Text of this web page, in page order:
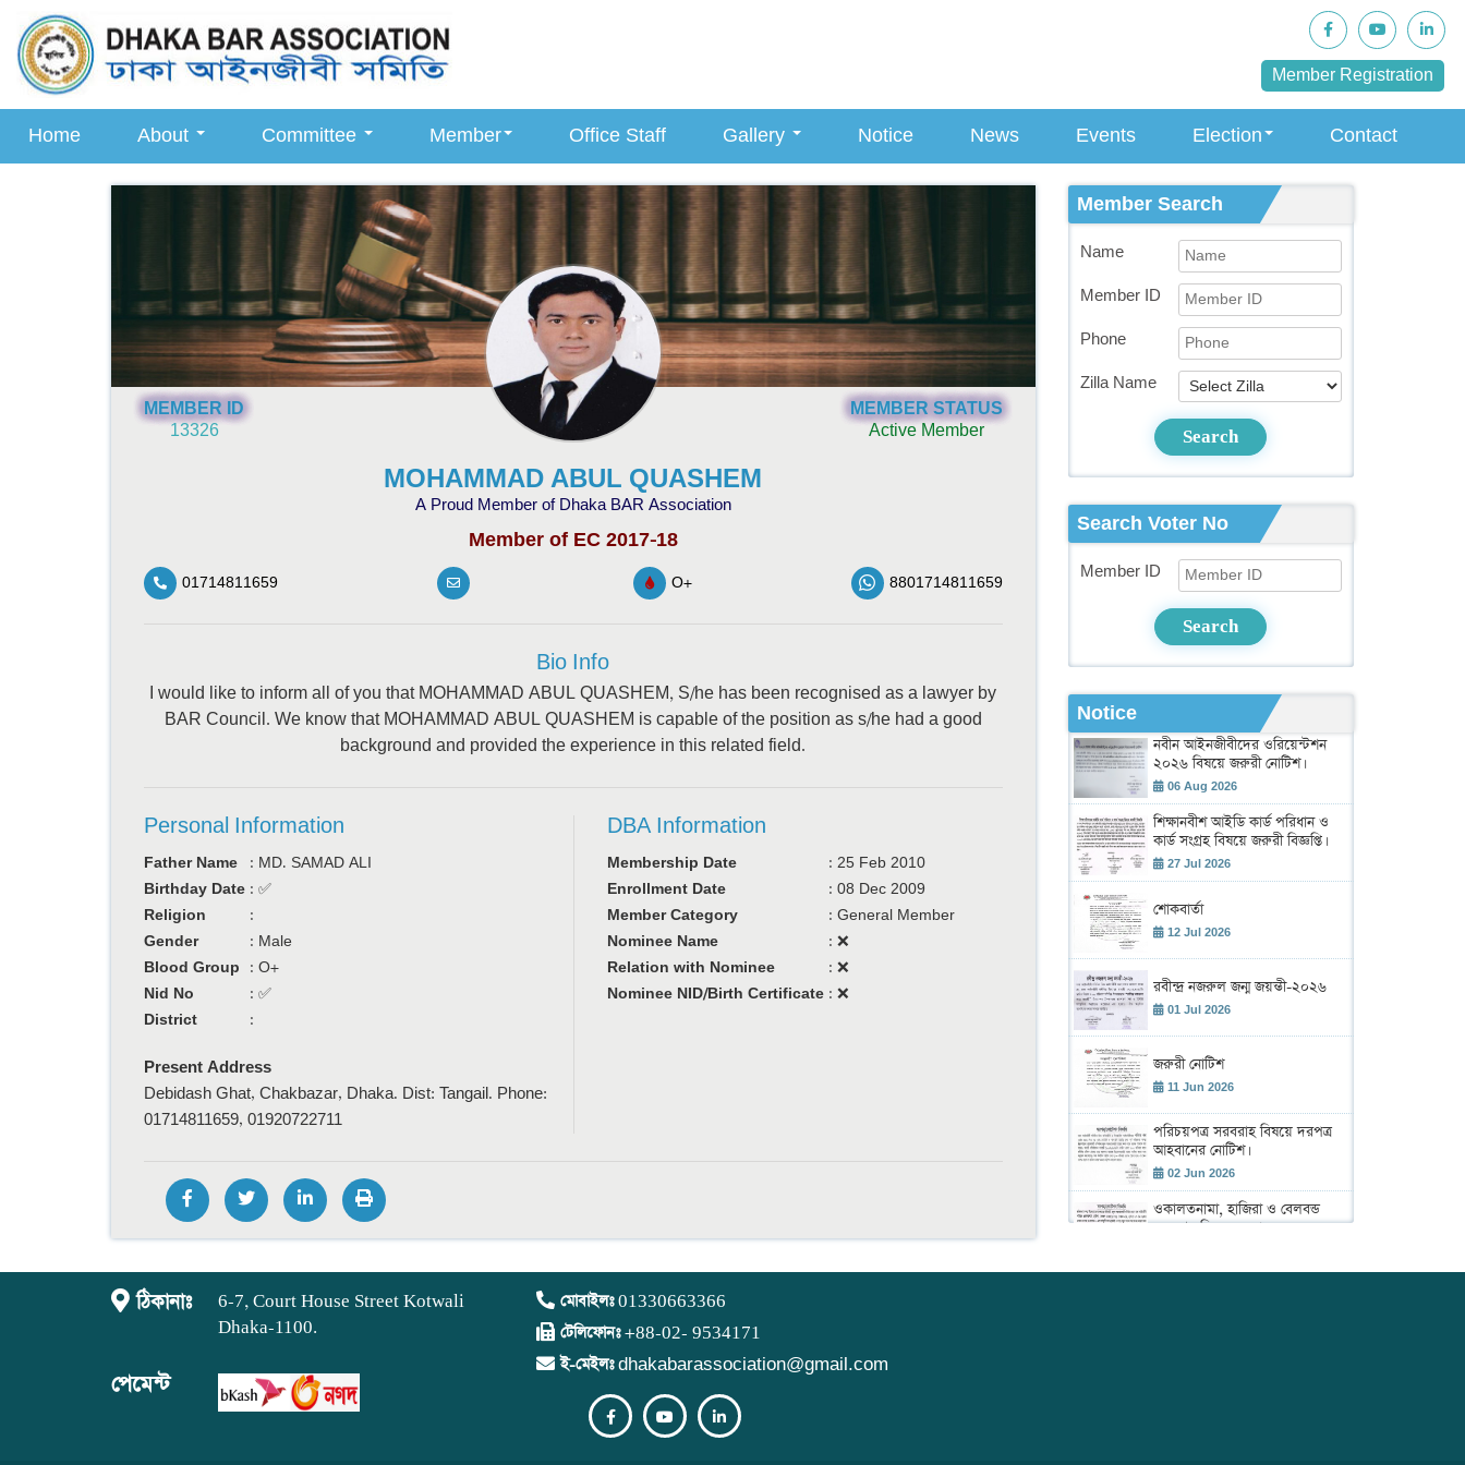
Member Registration
Home About Committee Member Office Staff Gallery Notice News Events Election Contact
MEMBER ID
13326
MEMBER STATUS
Active Member
MOHAMMAD ABUL QUASHEM
A Proud Member of Dhaka BAR Association
Member of EC 2017-18
01714811659 O+ 8801714811659
Bio Info
I would like to inform all of you that MOHAMMAD ABUL QUASHEM, S/he has been recognised as a lawyer by
BAR Council. We know that MOHAMMAD ABUL QUASHEM is capable of the position as s/he had a good
background and provided the experience in this related field.
Personal Information
Father Name : MD. SAMAD ALI
Birthday Date : ✅
Religion
:
Gender
: Male
Blood Group
: O+
Nid No
: ✅
District
:
Present Address
Debidash Ghat, Chakbazar, Dhaka. Dist: Tangail. Phone:
01714811659, 01920722711
DBA Information
Membership Date : 25 Feb 2010
Enrollment Date
: 08 Dec 2009
Member Category
: General Member
Nominee Name
: ❌
Relation with Nominee
: ❌
Nominee NID/Birth Certificate : ❌
Member Search
Name
Member ID
Phone
Zilla Name
Search
Search Voter No
Member ID
Search
Notice
নবীন আইনজীবীদের ওরিয়েন্টশন
২০২৬ বিষয়ে জরুরী নোটিশ।
06 Aug 2026
শিক্ষানবীশ আইডি কার্ড পরিধান ও
কার্ড সংগ্রহ বিষয়ে জরুরী বিজ্ঞপ্তি।
27 Jul 2026
শোকবার্তা
12 Jul 2026
রবীন্দ্র নজরুল জন্ম জয়ন্তী-২০২৬
01 Jul 2026
জরুরী নোটিশ
11 Jun 2026
পরিচয়পত্র সরবরাহ বিষয়ে দরপত্র
আহবানের নোটিশ।
02 Jun 2026
ওকালতনামা, হাজিরা ও বেলবন্ড
সরবরাহ বিষয়ে দরপত্র।
ঠিকানাঃ
পেমেন্ট
6-7, Court House Street Kotwali
Dhaka-1100.
মোবাইলঃ01330663366
টেলিফোনঃ+88-02- 9534171
ই-মেইলঃdhakabarassociation@gmail.com